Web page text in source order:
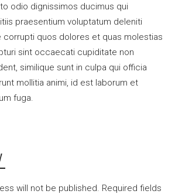
odio dignissimos ducimus qui
praesentium voluptatum deleniti
corrupti quos dolores et quas molestias
sint occaecati cupiditate non
similique sunt in culpa qui officia
mollitia animi, id est laborum et
fuga.
will not be published. Required fields